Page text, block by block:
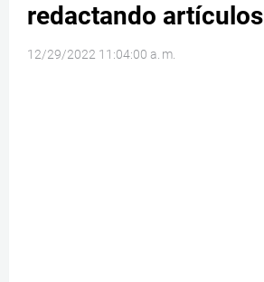
redactando artículos
12/29/2022 11:04:00 a. m.